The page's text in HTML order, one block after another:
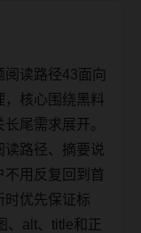
读路径43面向
，核心围绕黑料
尾需求展开。
读路径、摘要说
不用反复回到首
时优先保证标
、alt、title和正